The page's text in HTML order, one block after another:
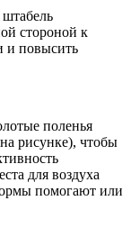
стороной к
и повысить
поленья
рисунке), чтобы
для воздуха
помогают или